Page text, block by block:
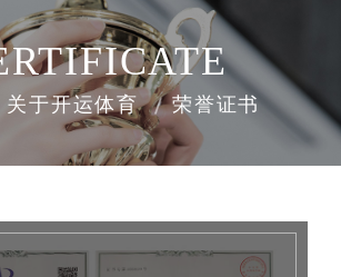
关于开运体育 荣誉证书